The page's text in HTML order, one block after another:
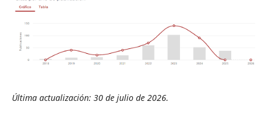
Última actualización: 30 de julio de 2026.